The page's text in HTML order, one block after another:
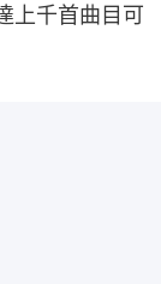
上千首曲目可